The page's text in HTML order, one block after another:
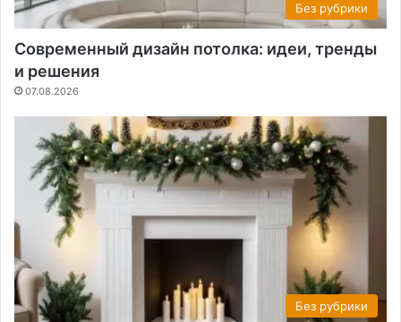
Без рубрики
Современный дизайн потолка: идеи, тренды
и решения
07.08.2026
Без рубрики